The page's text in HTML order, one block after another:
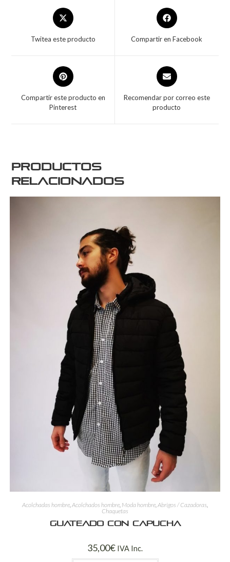
Twitea este producto Compartir en Facebook
Compartir este producto en
Pinterest
Recomendar por correo este
producto
Productos
relacionados
Acolchadas hombre,Acolchados hombre, Moda hombre,Abrigos / Cazadoras,
Chaquetas
Guateado con capucha
35,00€ IVA Inc.